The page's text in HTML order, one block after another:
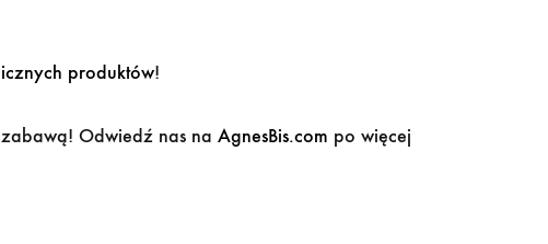
produktów!
Odwiedź nas na AgnesBis.com po więcej